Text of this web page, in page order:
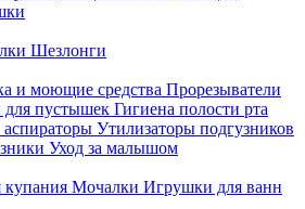
Шезлонги
и моющие средства Прорезыватели
для пустышек Гигиена полости рта
Утилизаторы подгузников
Уход за малышом
купания Мочалки Игрушки для ванн